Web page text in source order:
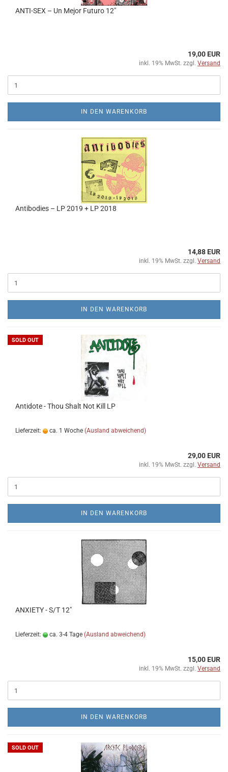
ANTI-SEX – Un Mejor Futuro 12"
19,00 EUR
inkl. 19% MwSt. zzgl. Versand
IN DEN WARENKORB
Antibodies ‎– LP 2019 + LP 2018
14,88 EUR
inkl. 19% MwSt. zzgl. Versand
IN DEN WARENKORB
SOLD OUT
Antidote - Thou Shalt Not Kill LP
Lieferzeit: ca. 1 Woche (Ausland abweichend)
29,00 EUR
inkl. 19% MwSt. zzgl. Versand
IN DEN WARENKORB
ANXIETY - S/T 12"
Lieferzeit: ca. 3-4 Tage (Ausland abweichend)
15,00 EUR
inkl. 19% MwSt. zzgl. Versand
IN DEN WARENKORB
SOLD OUT